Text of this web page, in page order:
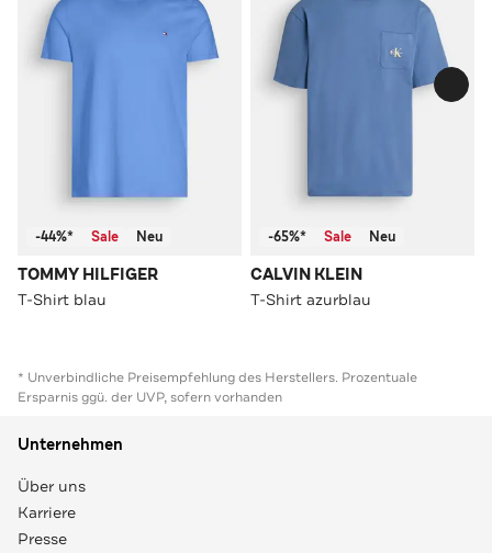
-44%* Sale Neu
TOMMY HILFIGER
T-Shirt blau
-65%* Sale Neu
CALVIN KLEIN
T-Shirt azurblau
* Unverbindliche Preisempfehlung des Herstellers. Prozentuale
Ersparnis ggü. der UVP, sofern vorhanden
Unternehmen
Über uns
Karriere
Presse